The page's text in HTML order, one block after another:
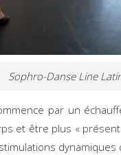
Sophro-Danse Line
par un
et être plus «
dynamiques